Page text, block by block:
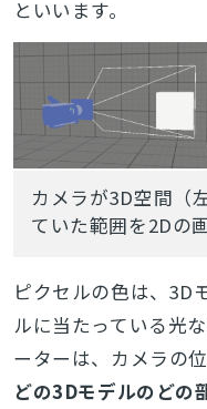
といいます。
カメラが3D空間（
ていた範囲を2Dの
ピクセルの色は、3D
ルに当たっている光
ーターは、カメラの
どの3Dモデルのどの